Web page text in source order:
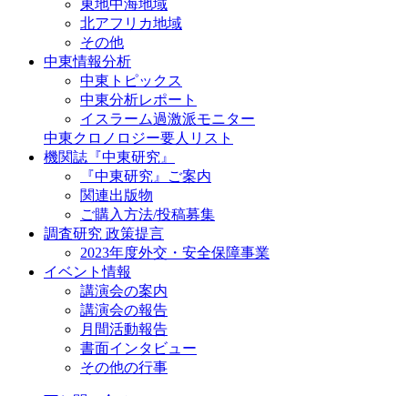
東地中海地域
北アフリカ地域
その他
中東情報分析
中東トピックス
中東分析レポート
イスラーム過激派モニター
中東クロノロジー要人リスト
機関誌『中東研究』
『中東研究』ご案内
関連出版物
ご購入方法/投稿募集
調査研究 政策提言
2023年度外交・安全保障事業
イベント情報
講演会の案内
講演会の報告
月間活動報告
書面インタビュー
その他の行事